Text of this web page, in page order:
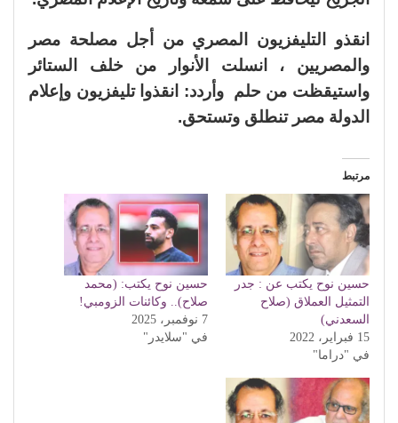
انقذو التليفزيون المصري من أجل مصلحة مصر
والمصريين ، انسلت الأنوار من خلف الستائر
واستيقظت من حلم وأردد: انقذوا تليفزيون وإعلام
الدولة مصر تنطلق وتستحق.
مرتبط
حسين نوح يكتب عن : جدر
التمثيل العملاق (صلاح
السعدني)
15 فبراير، 2022
في "دراما"
حسين نوح يكتب: (محمد
صلاح).. وكائنات الزومبي!
7 نوفمبر، 2025
في "سلايدر"